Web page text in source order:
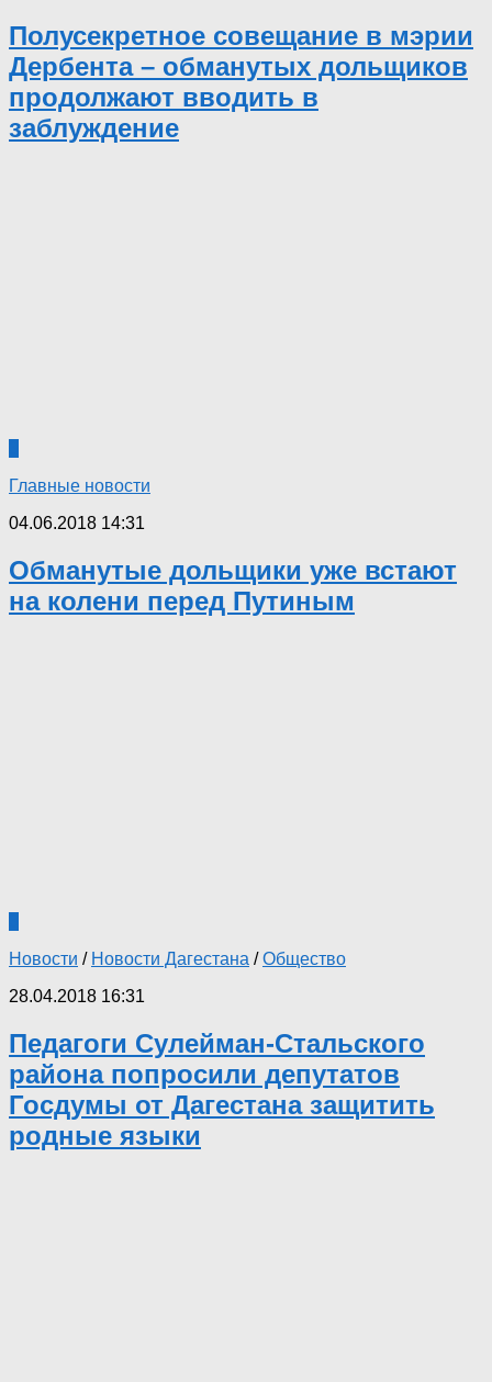
Полусекретное совещание в мэрии
Дербента – обманутых дольщиков
продолжают вводить в
заблуждение
Главные новости
04.06.2018 14:31
Обманутые дольщики уже встают
на колени перед Путиным
Новости / Новости Дагестана /Общество
28.04.2018 16:31
Педагоги Сулейман-Стальского
района попросили депутатов
Госдумы от Дагестана защитить
родные языки